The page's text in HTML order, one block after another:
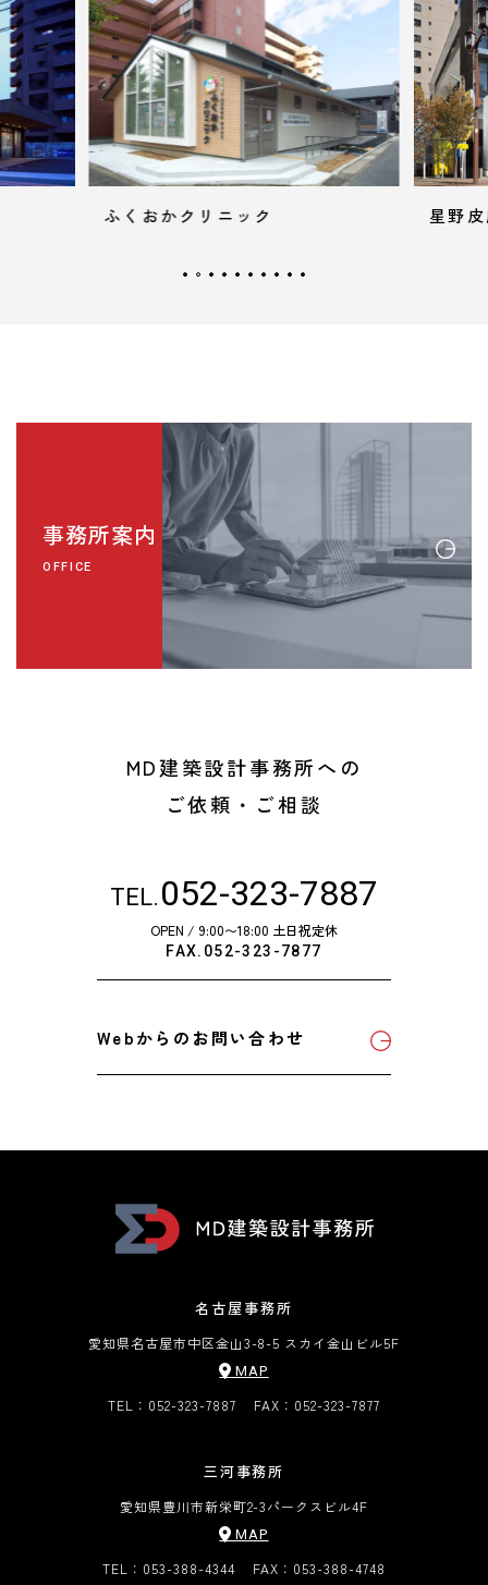
クリニック
事務所案内
OFFICE
MD建築設計事務所への
ご依頼・ご相談
TEL. 052-323-7887
OPEN / 9:00〜18:00 土日祝定休
FAX.052-323-7877
Webからのお問い合わせ
名古屋事務所
愛知県名古屋市中区金山3-8-5 スカイ金山ビル5F
MAP
TEL：052-323-7887 FAX：052-323-7877
三河事務所
愛知県豊川市新栄町2-3パークスビル4F
MAP
TEL：053-388-4344 FAX：053-388-4748